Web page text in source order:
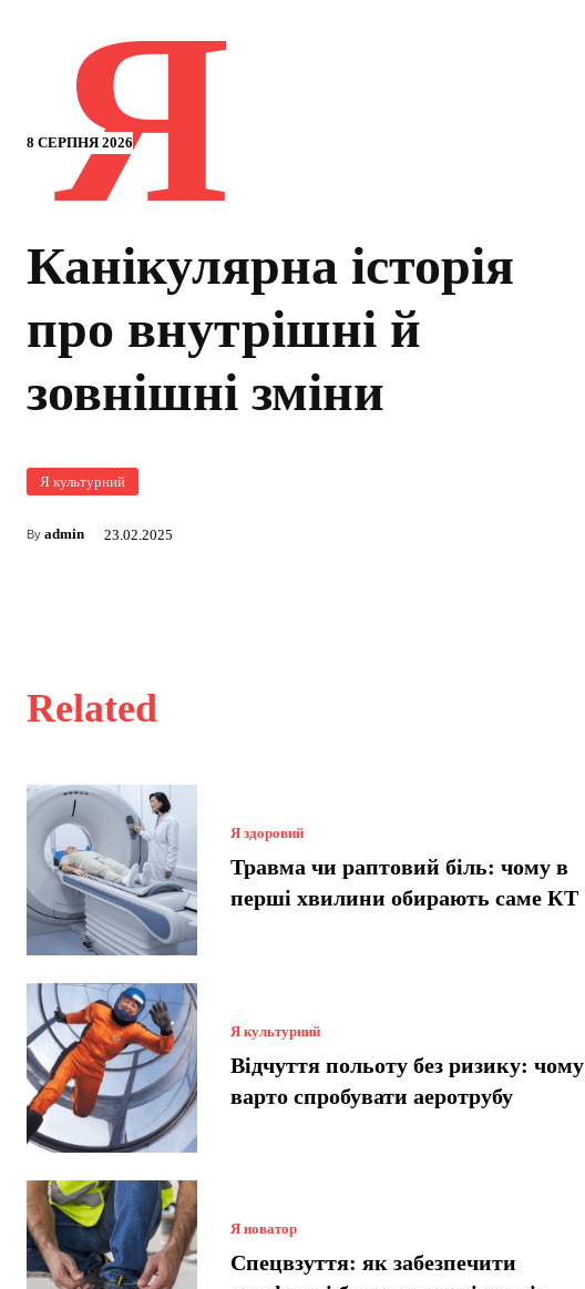
8 СЕРПНЯ 2026
Я
Канікулярна історія
про внутрішні й
зовнішні зміни
Я культурний
By admin 23.02.2025
Related
Я здоровий
Травма чи раптовий біль: чому в
перші хвилини обирають саме КТ
Я культурний
Відчуття польоту без ризику: чому
варто спробувати аеротрубу
Я новатор
Спецвзуття: як забезпечити